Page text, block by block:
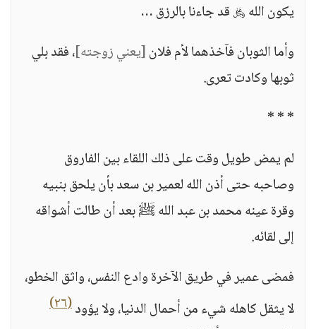
يكون الله ﷿ قد جاءنا بالرزق …
وأما الثوبان فآخذهما لأم فلان[يعني زوجته]، فقد بلي
ثوبها وكادت تعرى.
* * *
لم يمض طويل وقت على ذلك اللقاء بين الفاروق
وصاحبه حتى أذن الله لعمير بن سعد بأن يلحق بنبيه
وقرة عينه محمد بن عبد الله ﷺ بعد أن طالت أشواقه
إلى لقائه.
فمضى عمير في طريق الآخرة وادع النفس، واثق الخطو،
لا يثقل كاهله شيء من أحمال الدنيا، ولا يؤود(٢٦)